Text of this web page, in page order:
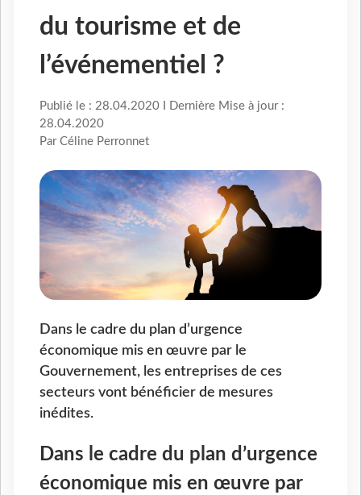
du tourisme et de
l’événementiel ?
Publié le : 28.04.2020 I Dernière Mise à jour :
28.04.2020
Par Céline Perronnet
Dans le cadre du plan d’urgence
économique mis en œuvre par le
Gouvernement, les entreprises de ces
secteurs vont bénéficier de mesures
inédites.
Dans le cadre du plan d’urgence
économique mis en œuvre par